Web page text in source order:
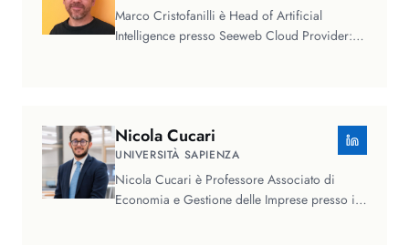
Marco Cristofanilli è Head of Artificial
Intelligence presso Seeweb Cloud Provider:
NicolaCucari
UNIVERSITÀ SAPIENZA
Nicola Cucari è Professore Associato di
Economia e Gestione delle Imprese presso il